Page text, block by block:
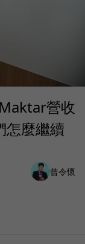
營收
怎麼繼續
曾令懷